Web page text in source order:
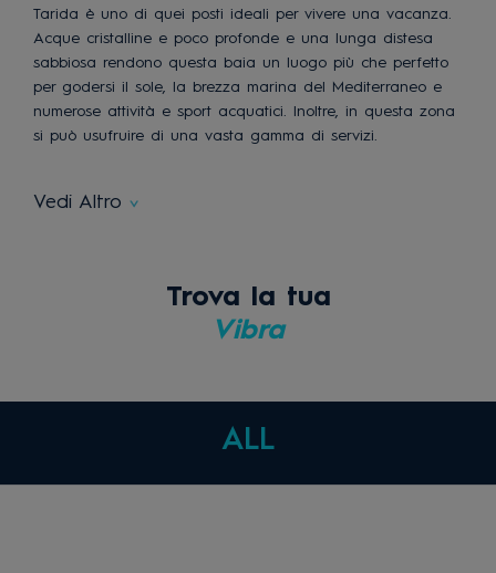
Tarida è uno di quei posti ideali per vivere una vacanza.
Acque cristalline e poco profonde e una lunga distesa
sabbiosa rendono questa baia un luogo più che perfetto
per godersi il sole, la brezza marina del Mediterraneo e
numerose attività e sport acquatici. Inoltre, in questa zona
si può usufruire di una vasta gamma di servizi.
Vedi Altro
Trova la tua
Vibra
ALL